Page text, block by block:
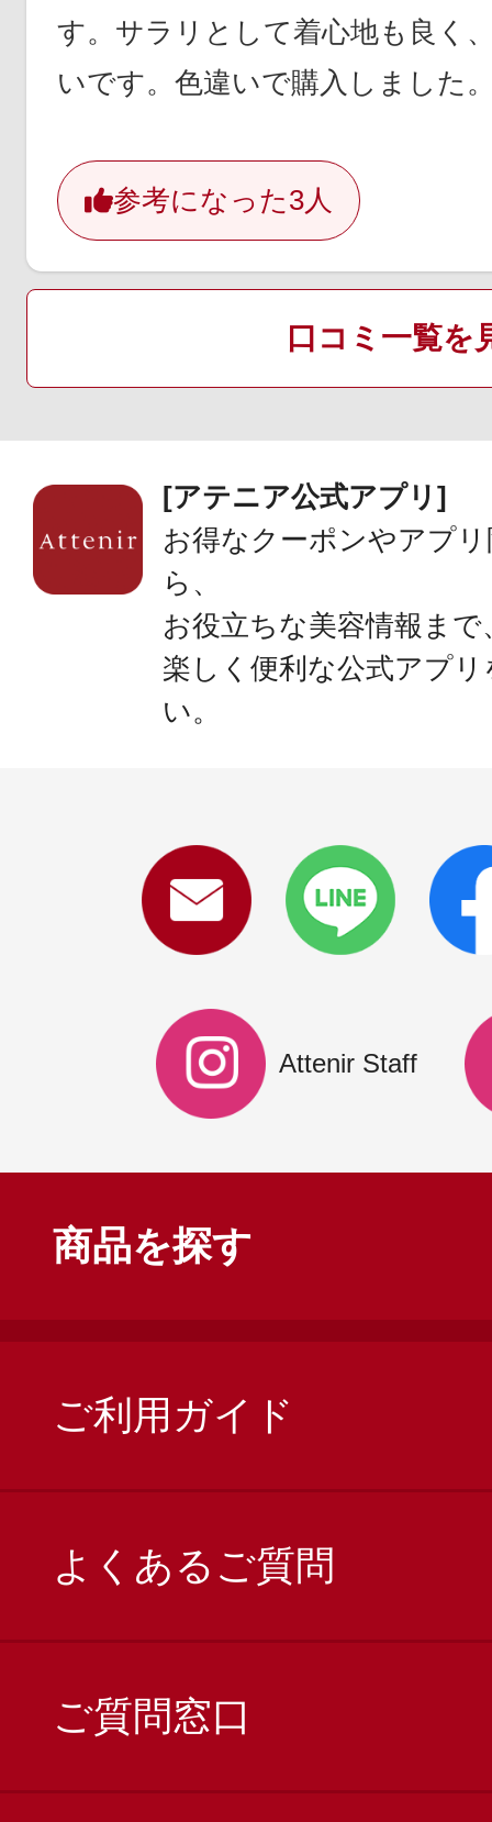
す。サラリとして着心地も良く
いです。色違いで購入しました
参考になった3人
口コミ一覧を
[アテニア公式アプリ]
お得なクーポンやアプ
ら、
お役立ちな美容情報まで
楽しく便利な公式アプ
い。
Attenir Staff
商品を探す
ご利用ガイド
よくあるご質問
ご質問窓口